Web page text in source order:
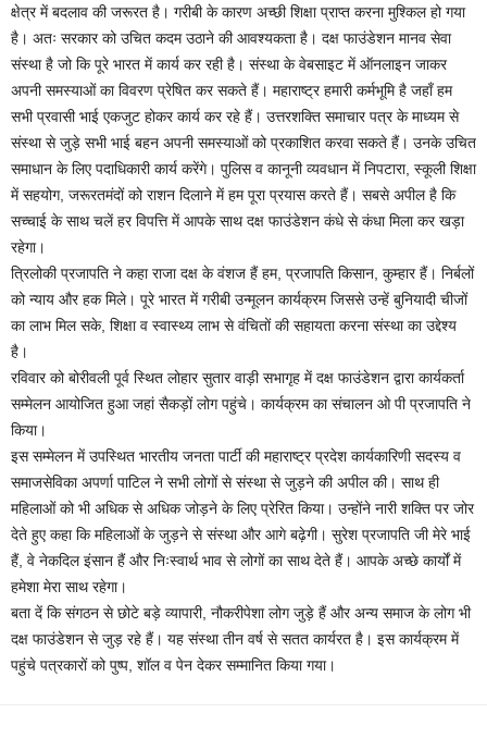
क्षेत्र में बदलाव की जरूरत है। गरीबी के कारण अच्छी शिक्षा प्राप्त करना मुश्किल हो गया
है। अतः सरकार को उचित कदम उठाने की आवश्यकता है। दक्ष फाउंडेशन मानव सेवा
संस्था है जो कि पूरे भारत में कार्य कर रही है। संस्था के वेबसाइट में ऑनलाइन जाकर
अपनी समस्याओं का विवरण प्रेषित कर सकते हैं। महाराष्ट्र हमारी कर्मभूमि है जहाँ हम
सभी प्रवासी भाई एकजुट होकर कार्य कर रहे हैं। उत्तरशक्ति समाचार पत्र के माध्यम से
संस्था से जुड़े सभी भाई बहन अपनी समस्याओं को प्रकाशित करवा सकते हैं। उनके उचित
समाधान के लिए पदाधिकारी कार्य करेंगे। पुलिस व कानूनी व्यवधान में निपटारा, स्कूली शिक्षा
में सहयोग, जरूरतमंदों को राशन दिलाने में हम पूरा प्रयास करते हैं। सबसे अपील है कि
सच्चाई के साथ चलें हर विपत्ति में आपके साथ दक्ष फाउंडेशन कंधे से कंधा मिला कर खड़ा
रहेगा।
त्रिलोकी प्रजापति ने कहा राजा दक्ष के वंशज हैं हम, प्रजापति किसान, कुम्हार हैं। निर्बलों
को न्याय और हक मिले। पूरे भारत में गरीबी उन्मूलन कार्यक्रम जिससे उन्हें बुनियादी चीजों
का लाभ मिल सके, शिक्षा व स्वास्थ्य लाभ से वंचितों की सहायता करना संस्था का उद्देश्य
है।
रविवार को बोरीवली पूर्व स्थित लोहार सुतार वाड़ी सभागृह में दक्ष फाउंडेशन द्वारा कार्यकर्ता
सम्मेलन आयोजित हुआ जहां सैकड़ों लोग पहुंचे। कार्यक्रम का संचालन ओ पी प्रजापति ने
किया।
इस सम्मेलन में उपस्थित भारतीय जनता पार्टी की महाराष्ट्र प्रदेश कार्यकारिणी सदस्य व
समाजसेविका अपर्णा पाटिल ने सभी लोगों से संस्था से जुड़ने की अपील की। साथ ही
महिलाओं को भी अधिक से अधिक जोड़ने के लिए प्रेरित किया। उन्होंने नारी शक्ति पर जोर
देते हुए कहा कि महिलाओं के जुड़ने से संस्था और आगे बढ़ेगी। सुरेश प्रजापति जी मेरे भाई
हैं, वे नेकदिल इंसान हैं और निःस्वार्थ भाव से लोगों का साथ देते हैं। आपके अच्छे कार्यों में
हमेशा मेरा साथ रहेगा।
बता दें कि संगठन से छोटे बड़े व्यापारी, नौकरीपेशा लोग जुड़े हैं और अन्य समाज के लोग भी
दक्ष फाउंडेशन से जुड़ रहे हैं। यह संस्था तीन वर्ष से सतत कार्यरत है। इस कार्यक्रम में
पहुंचे पत्रकारों को पुष्प, शॉल व पेन देकर सम्मानित किया गया।